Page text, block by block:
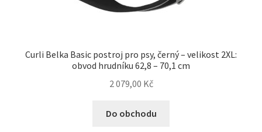
Curli Belka Basic postroj pro psy, černý – velikost 2XL:
obvod hrudníku 62,8 – 70,1 cm
2 079,00 Kč
Do obchodu